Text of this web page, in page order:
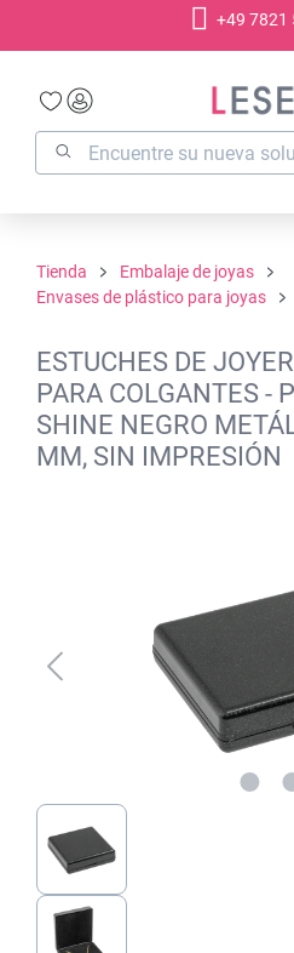
+49 7821
Tienda
Embalaje de joyas
Envases de plástico para joyas
ESTUCHES DE
PARA COLGANTES -
SHINE NEGRO
MM, SIN IMPRESIÓN